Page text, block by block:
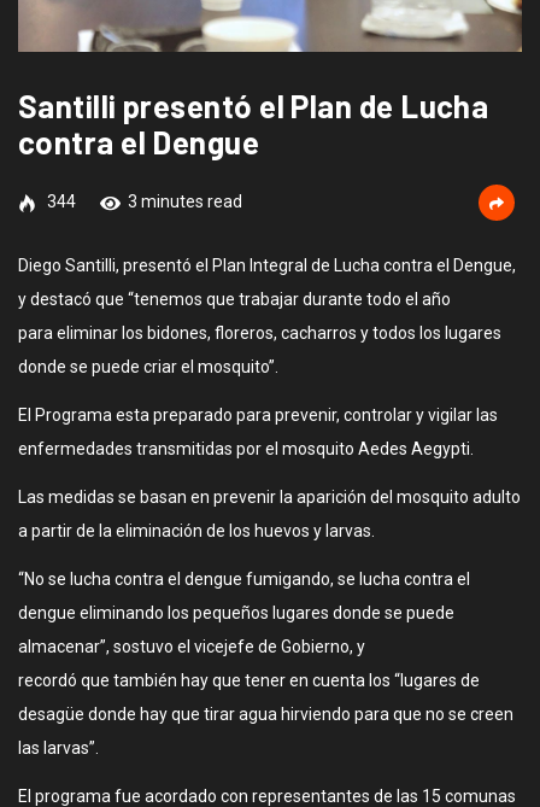
Santilli presentó el Plan de Lucha
contra el Dengue
344 3 minutes read
Diego Santilli, presentó el Plan Integral de Lucha contra el Dengue,
y destacó que “tenemos que trabajar durante todo el año
para eliminar los bidones, floreros, cacharros y todos los lugares
donde se puede criar el mosquito”.
El Programa esta preparado para prevenir, controlar y vigilar las
enfermedades transmitidas por el mosquito Aedes Aegypti.
Las medidas se basan en prevenir la aparición del mosquito adulto
a partir de la eliminación de los huevos y larvas.
“No se lucha contra el dengue fumigando, se lucha contra el
dengue eliminando los pequeños lugares donde se puede
almacenar”, sostuvo el vicejefe de Gobierno, y
recordó que también hay que tener en cuenta los “lugares de
desagüe donde hay que tirar agua hirviendo para que no se creen
las larvas”.
El programa fue acordado con representantes de las 15 comunas